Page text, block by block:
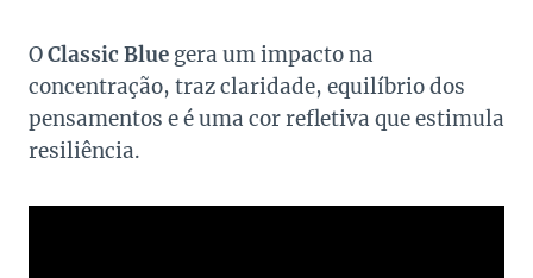
OClassic Blue gera um impacto na
concentração, traz claridade, equilíbrio dos
pensamentos e é uma cor refletiva que estimula
resiliência.